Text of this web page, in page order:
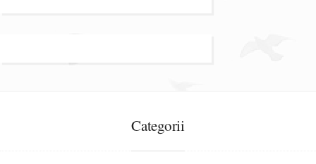
Categorii